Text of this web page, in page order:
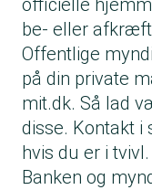
officielle
be- eller
Offentlige
på din private
mit.dk. Så lad
disse. Kontakt i
hvis du er i tvivl.
Banken og